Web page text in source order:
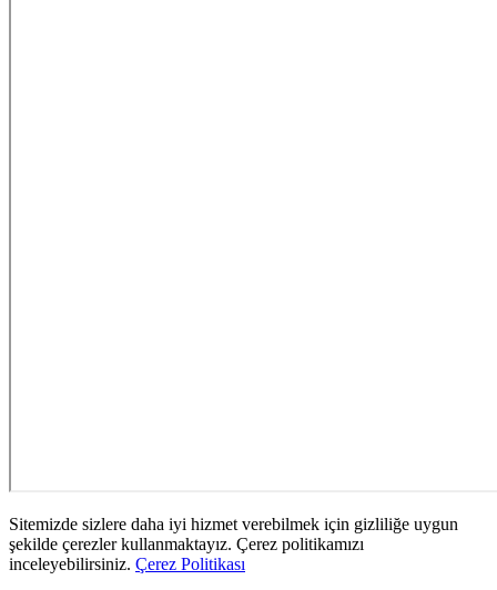
Sitemizde sizlere daha iyi hizmet verebilmek için gizliliğe uygun
şekilde çerezler kullanmaktayız. Çerez politikamızı
inceleyebilirsiniz. Çerez Politikası